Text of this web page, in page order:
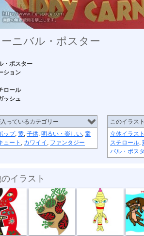
ニバル・ポスター
・ポスター
ション
ロール
ッシュ
っているカテゴリー
ップ, 黄, 子供, 明るい・楽しい, 童
ュート , カワイイ , ファンタジー
このイラス
立体イラス
スチロール,
バル・ポス
イラスト
せ 植木鉢
匂い 新しい種 坂道登れば 遠泳